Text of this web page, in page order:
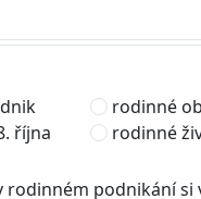
října
rodinné
rodinné
podnikání